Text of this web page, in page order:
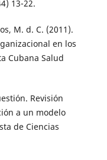
13-22.
M. d. C. (2011).
en los
Cubana Salud
Revisión
a un modelo
de Ciencias